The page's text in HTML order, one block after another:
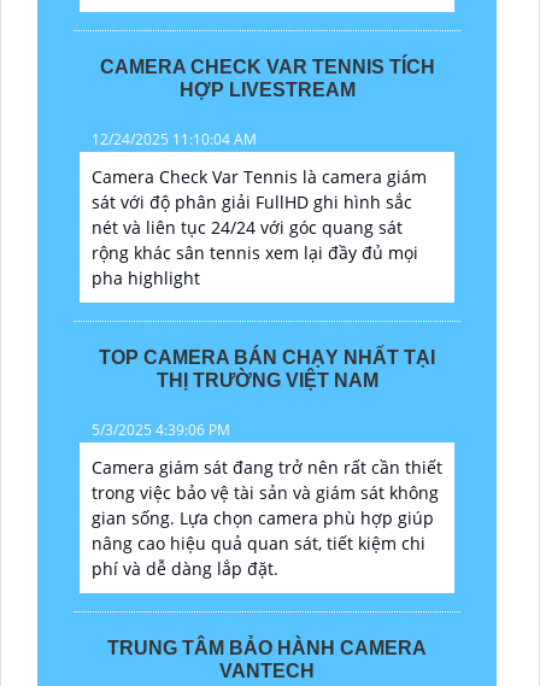
CAMERA CHECK VAR TENNIS TÍCH
HỢP LIVESTREAM
12/24/2025 11:10:04 AM
Camera Check Var Tennis là camera giám
sát với độ phân giải FullHD ghi hình sắc
nét và liên tục 24/24 với góc quang sát
rộng khác sân tennis xem lại đầy đủ mọi
pha highlight
TOP CAMERA BÁN CHẠY NHẤT TẠI
THỊ TRƯỜNG VIỆT NAM
5/3/2025 4:39:06 PM
Camera giám sát đang trở nên rất cần thiết
trong việc bảo vệ tài sản và giám sát không
gian sống. Lựa chọn camera phù hợp giúp
nâng cao hiệu quả quan sát, tiết kiệm chi
phí và dễ dàng lắp đặt.
TRUNG TÂM BẢO HÀNH CAMERA
VANTECH